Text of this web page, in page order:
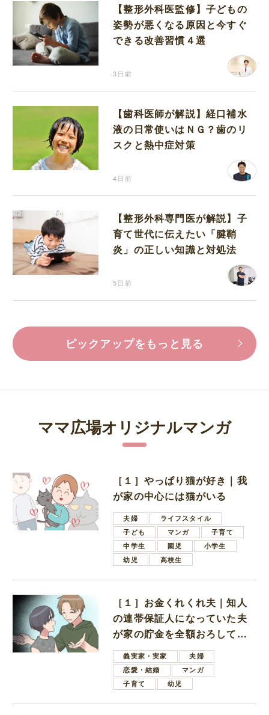
【整形外科医監修】子どもの
姿勢が悪くなる原因と今すぐ
できる改善習慣４選
3日前
【歯科医師が解説】経口補水
液の日常使いはＮＧ？歯のリ
スクと熱中症対策
4日前
【整形外科専門医が解説】子
育て世代に伝えたい「腱鞘
炎」の正しい知識と対処法
5日前
ピックアップをもっと見る
ママ広場オリジナルマンガ
［１］やっぱり猫が好き｜我
が家の中心には猫がいる
夫婦
ライフスタイル
子ども
マンガ
子育て
中学生
園児
小学生
幼児
高校生
［１］お金くれくれ夫｜知人
の連帯保証人になっていた夫
が家の貯金を全額おろしてほ
しいと言ってきた
義実家・実家
夫婦
恋愛・結婚
マンガ
子育て
幼児